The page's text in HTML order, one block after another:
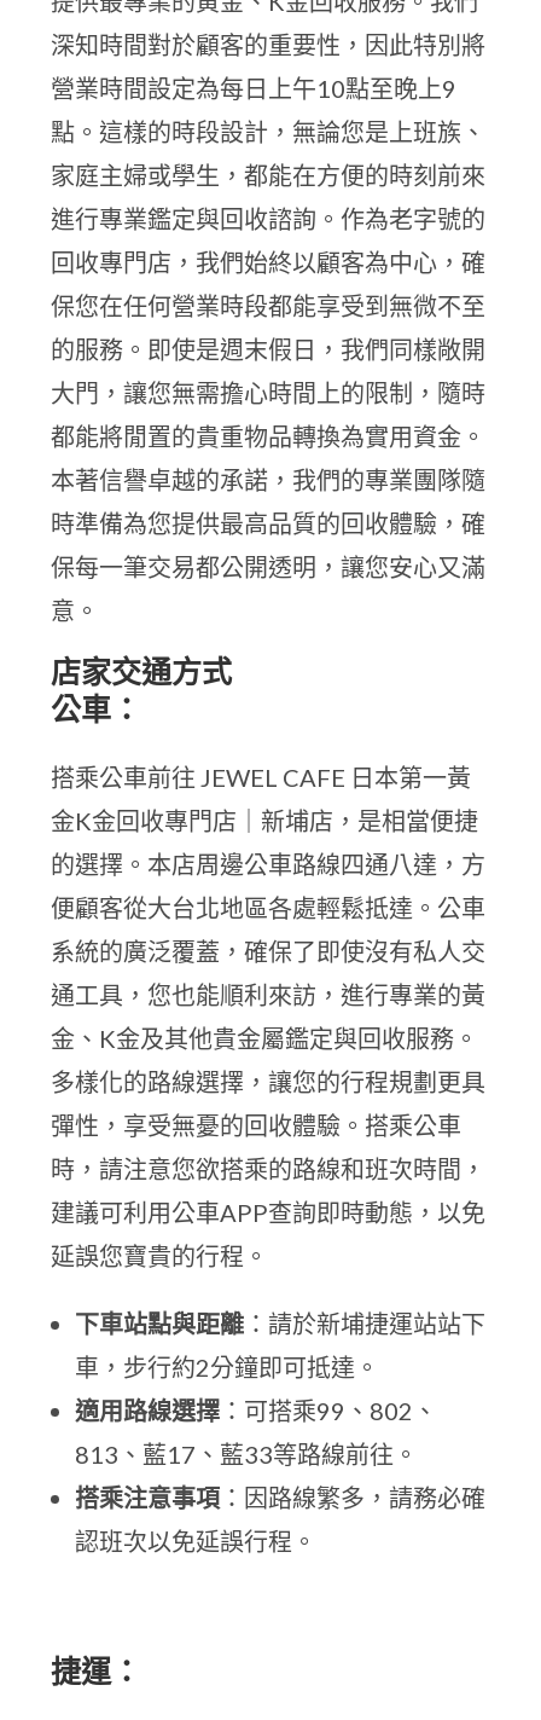
深知時間對於顧客的重要性，因此特別將
營業時間設定為每日上午10點至晚上9
點。這樣的時段設計，無論您是上班族、
家庭主婦或學生，都能在方便的時刻前來
進行專業鑑定與回收諮詢。作為老字號的
回收專門店，我們始終以顧客為中心，確
保您在任何營業時段都能享受到無微不至
的服務。即使是週末假日，我們同樣敞開
大門，讓您無需擔心時間上的限制，隨時
都能將閒置的貴重物品轉換為實用資金。
本著信譽卓越的承諾，我們的專業團隊隨
時準備為您提供最高品質的回收體驗，確
保每一筆交易都公開透明，讓您安心又滿
意。
店家交通方式
公車：
搭乘公車前往 JEWEL CAFE 日本第一黃
金K金回收專門店｜新埔店，是相當便捷
的選擇。本店周邊公車路線四通八達，方
便顧客從大台北地區各處輕鬆抵達。公車
系統的廣泛覆蓋，確保了即使沒有私人交
通工具，您也能順利來訪，進行專業的黃
金、K金及其他貴金屬鑑定與回收服務。
多樣化的路線選擇，讓您的行程規劃更具
彈性，享受無憂的回收體驗。搭乘公車
時，請注意您欲搭乘的路線和班次時間，
建議可利用公車APP查詢即時動態，以免
延誤您寶貴的行程。
下車站點與距離 ：請於新埔捷運站站下
車，步行約2分鐘即可抵達。
適用路線選擇 ：可搭乘99、802、
813、藍17、藍33等路線前往。
搭乘注意事項 ：因路線繁多，請務必確
認班次以免延誤行程。
捷運：